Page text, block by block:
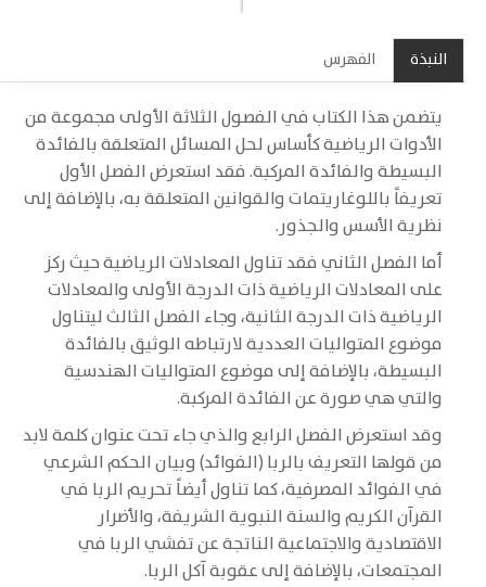
النبذة الفهرس
يتضمن هذا الكتاب في الفصول الثلاثة الأولى مجموعة من
الأدوات الرياضية كأساس لحل المسائل المتعلقة بالفائدة
البسيطة والفائدة المركبة. فقد استعرض الفصل الأول
تعريفاً باللوغاريتمات والقوانين المتعلقة به، بالإضافة إلى
نظرية الأسس والجذور.
أما الفصل الثاني فقد تناول المعادلات الرياضية حيث ركز
على المعادلات الرياضية ذات الدرجة الأولى والمعادلات
الرياضية ذات الدرجة الثانية، وجاء الفصل الثالث ليتناول
موضوع المتواليات العددية لارتباطه الوثيق بالفائدة
البسيطة، بالإضافة إلى موضوع المتواليات الهندسية
والتي هي صورة عن الفائدة المركبة.
وقد استعرض الفصل الرابع والذي جاء تحت عنوان كلمة لابد
من قولها التعريف بالربا (الفوائد) وبيان الحكم الشرعي
في الفوائد المصرفية، كما تناول أيضاً تحريم الربا في
القرآن الكريم والسنة النبوية الشريفة، والأضرار
الاقتصادية والاجتماعية الناتجة عن تفشي الربا في
المجتمعات، بالإضافة إلى عقوبة آكل الربا.